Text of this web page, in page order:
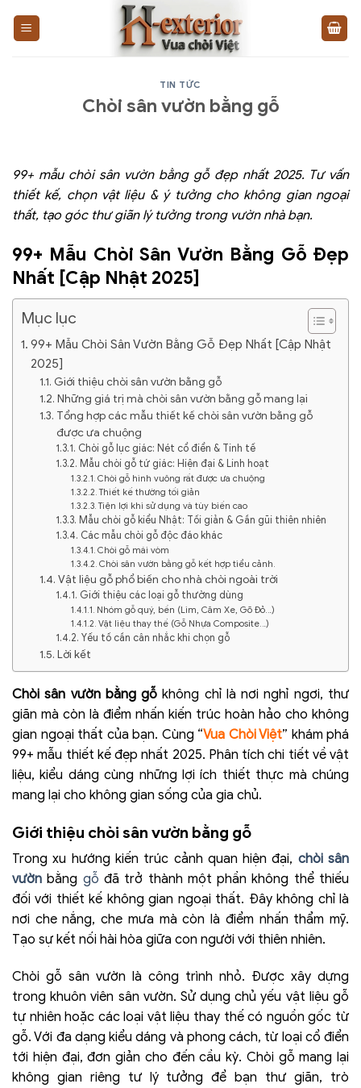
qua
TIN TỨC
Chòi sân vườn bằng gỗ
99+ mẫu chòi sân vườn bằng gỗ đẹp nhất 2025. Tư vấn
thiết kế, chọn vật liệu & ý tưởng cho không gian ngoại
thất, tạo góc thư giãn lý tưởng trong vườn nhà bạn.
99+ Mẫu Chòi Sân Vườn Bằng Gỗ Đẹp
Nhất [Cập Nhật 2025]
Mục lục
99+ Mẫu Chòi Sân Vườn Bằng Gỗ Đẹp Nhất [Cập Nhật
2025]
Giới thiệu chòi sân vườn bằng gỗ
Những giá trị mà chòi sân vườn bằng gỗ mang lại
Tổng hợp các mẫu thiết kế chòi sân vườn bằng gỗ
được ưa chuộng
Chòi gỗ lục giác: Nét cổ điển & Tinh tế
Mẫu chòi gỗ tứ giác: Hiện đại & Linh hoạt
Chòi gỗ hình vuông rất được ưa chuộng
Thiết kế thường tối giản
Tiện lợi khi sử dụng và tùy biến cao
Mẫu chòi gỗ kiểu Nhật: Tối giản & Gần gũi thiên nhiên
Các mẫu chòi gỗ độc đáo khác
Chòi gỗ mái vòm
Chòi sân vườn bằng gỗ kết hợp tiểu cảnh.
Vật liệu gỗ phổ biến cho nhà chòi ngoài trời
Giới thiệu các loại gỗ thường dùng
Nhóm gỗ quý, bền (Lim, Căm Xe, Gõ Đỏ…)
Vật liệu thay thế (Gỗ Nhựa Composite…)
Yếu tố cần cân nhắc khi chọn gỗ
Lời kết
Chòi sân vườn bằng gỗ không chỉ là nơi nghỉ ngơi, thư
giãn mà còn là điểm nhấn kiến trúc hoàn hảo cho không
gian ngoại thất của bạn. Cùng “Vua Chòi Việt” khám phá
99+ mẫu thiết kế đẹp nhất 2025. Phân tích chi tiết về vật
liệu, kiểu dáng cùng những lợi ích thiết thực mà chúng
mang lại cho không gian sống của gia chủ.
Giới thiệu chòi sân vườn bằng gỗ
Trong xu hướng kiến trúc cảnh quan hiện đại, chòi sân
vườn bằng gỗ đã trở thành một phần không thể thiếu
đối với thiết kế không gian ngoại thất. Đây không chỉ là
nơi che nắng, che mưa mà còn là điểm nhấn thẩm mỹ.
Tạo sự kết nối hài hòa giữa con người với thiên nhiên.
Chòi gỗ sân vườn là công trình nhỏ. Được xây dựng
trong khuôn viên sân vườn. Sử dụng chủ yếu vật liệu gỗ
tự nhiên hoặc các loại vật liệu thay thế có nguồn gốc từ
gỗ. Với đa dạng kiểu dáng và phong cách, từ loại cổ điển
tới hiện đại, đơn giản cho đến cầu kỳ. Chòi gỗ mang lại
không gian riêng tư lý tưởng để bạn thư giãn, trò